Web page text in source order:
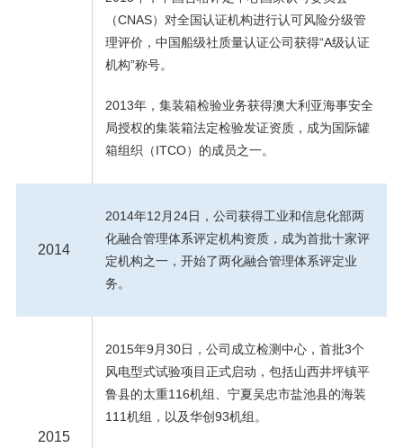
（CNAS）对全国认证机构进行认可风险分级管
理评价，中国船级社质量认证公司获得“A级认证
机构”称号。
2013年，集装箱检验业务获得澳大利亚海事安全
局授权的集装箱法定检验发证资质，成为国际罐
箱组织（ITCO）的成员之一。
2014
2014年12月24日，公司获得工业和信息化部两
化融合管理体系评定机构资质，成为首批十家评
定机构之一，开始了两化融合管理体系评定业
务。
2015
2015年9月30日，公司成立检测中心，首批3个
风电型式试验项目正式启动，包括山西井坪镇平
鲁县的太重116机组、宁夏吴忠市盐池县的海装
111机组，以及华创93机组。